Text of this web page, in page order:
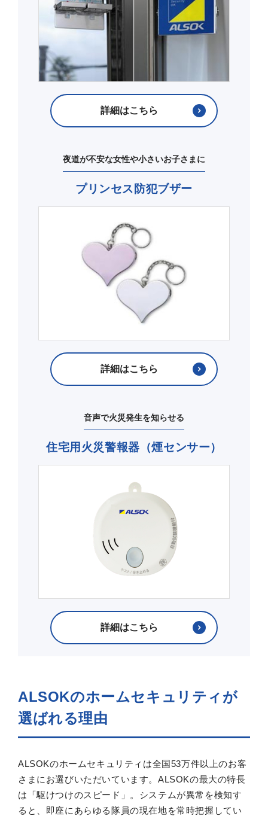
詳細はこちら
夜道が不安な女性や小さいお子さまに
プリンセス防犯ブザー
詳細はこちら
音声で火災発生を知らせる
住宅用火災警報器（煙センサー）
詳細はこちら
ALSOKのホームセキュリティが
選ばれる理由
ALSOKのホームセキュリティは全国53万件以上のお客
さまにお選びいただいています。ALSOKの最大の特長
は「駆けつけのスピード」。システムが異常を検知す
ると、即座にあらゆる隊員の現在地を常時把握してい